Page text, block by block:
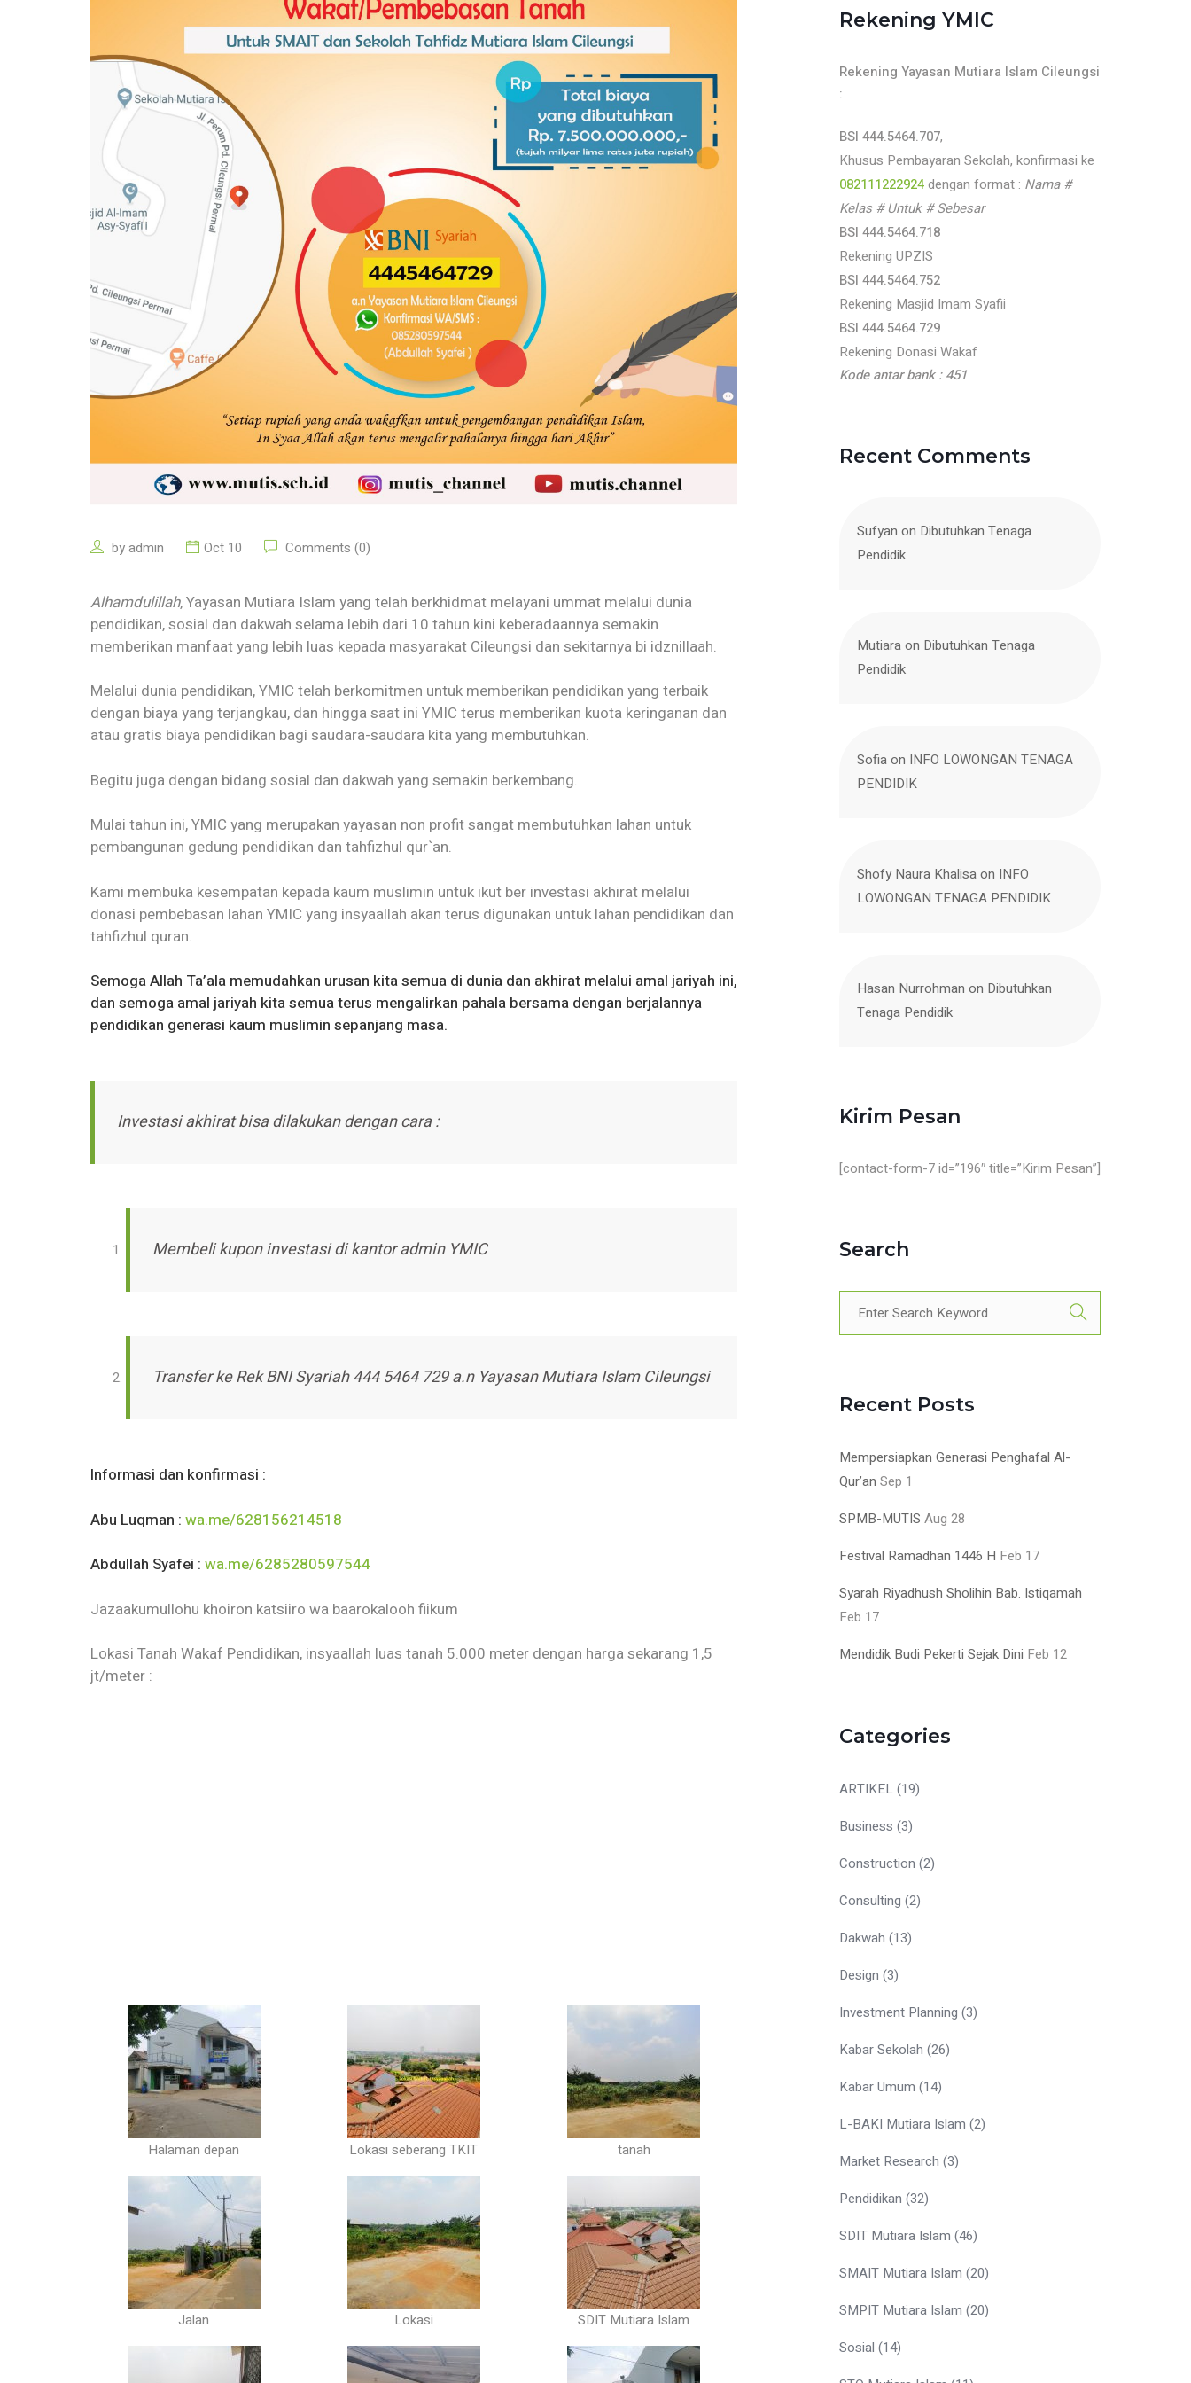
byadmin Oct 10 Comments (0)
Alhamdulillah, Yayasan Mutiara Islam yang telah berkhidmat melayani ummat melalui dunia
pendidikan, sosial dan dakwah selama lebih dari 10 tahun kini keberadaannya semakin
memberikan manfaat yang lebih luas kepada masyarakat Cileungsi dan sekitarnya bi idznillaah.
Melalui dunia pendidikan, YMIC telah berkomitmen untuk memberikan pendidikan yang terbaik
dengan biaya yang terjangkau, dan hingga saat ini YMIC terus memberikan kuota keringanan dan
atau gratis biaya pendidikan bagi saudara-saudara kita yang membutuhkan.
Begitu juga dengan bidang sosial dan dakwah yang semakin berkembang.
Mulai tahun ini, YMIC yang merupakan yayasan non profit sangat membutuhkan lahan untuk
pembangunan gedung pendidikan dan tahfizhul qur`an.
Kami membuka kesempatan kepada kaum muslimin untuk ikut ber investasi akhirat melalui
donasi pembebasan lahan YMIC yang insyaallah akan terus digunakan untuk lahan pendidikan dan
tahfizhul quran.
Semoga Allah Ta’ala memudahkan urusan kita semua di dunia dan akhirat melalui amal jariyah ini,
dan semoga amal jariyah kita semua terus mengalirkan pahala bersama dengan berjalannya
pendidikan generasi kaum muslimin sepanjang masa.
Investasi akhirat bisa dilakukan dengan cara :
Membeli kupon investasi di kantor admin YMIC
Transfer ke Rek BNI Syariah 444 5464 729 a.n Yayasan Mutiara Islam Cileungsi
Informasi dan konfirmasi :
Abu Luqman : wa.me/628156214518
Abdullah Syafei : wa.me/6285280597544
Jazaakumullohu khoiron katsiiro wa baarokalooh fiikum
Lokasi Tanah Wakaf Pendidikan, insyaallah luas tanah 5.000 meter dengan harga sekarang 1,5
jt/meter :
Halaman depan Lokasi seberang TKIT tanah
Jalan Lokasi SDIT Mutiara Islam
Rekening YMIC
Rekening Yayasan Mutiara Islam Cileungsi
:
BSI 444.5464.707,
Khusus Pembayaran Sekolah, konfirmasi ke
082111222924dengan format : Nama #
Kelas # Untuk # Sebesar
BSI 444.5464.718
Rekening UPZIS
BSI 444.5464.752
Rekening Masjid Imam Syafii
BSI 444.5464.729
Rekening Donasi Wakaf
Kode antar bank : 451
Recent Comments
Sufyan on Dibutuhkan Tenaga
Pendidik
Mutiaraon Dibutuhkan Tenaga
Pendidik
Sofiaon INFO LOWONGAN TENAGA
PENDIDIK
Shofy Naura Khalisaon INFO
LOWONGAN TENAGA PENDIDIK
Hasan Nurrohman on Dibutuhkan
Tenaga Pendidik
Kirim Pesan
[contact-form-7 id=”196″ title=”Kirim Pesan”]
Search
Recent Posts
Mempersiapkan Generasi Penghafal Al-
Qur’an Sep 1
SPMB-MUTIS Aug 28
Festival Ramadhan 1446 H Feb 17
Syarah Riyadhush Sholihin Bab. Istiqamah
Feb 17
Mendidik Budi Pekerti Sejak Dini Feb 12
Categories
ARTIKEL(19)
Business (3)
Construction (2)
Consulting (2)
Dakwah (13)
Design (3)
Investment Planning (3)
Kabar Sekolah (26)
Kabar Umum (14)
L-BAKI Mutiara Islam (2)
Market Research (3)
Pendidikan (32)
SDIT Mutiara Islam (46)
SMAIT Mutiara Islam (20)
SMPIT Mutiara Islam (20)
Sosial (14)